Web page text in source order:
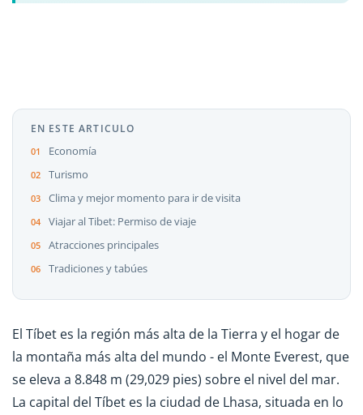
EN ESTE ARTICULO
Economía
Turismo
Clima y mejor momento para ir de visita
Viajar al Tibet: Permiso de viaje
Atracciones principales
Tradiciones y tabúes
El Tíbet es la región más alta de la Tierra y el hogar de
la montaña más alta del mundo - el Monte Everest, que
se eleva a 8.848 m (29,029 pies) sobre el nivel del mar.
La capital del Tíbet es la ciudad de Lhasa, situada en lo